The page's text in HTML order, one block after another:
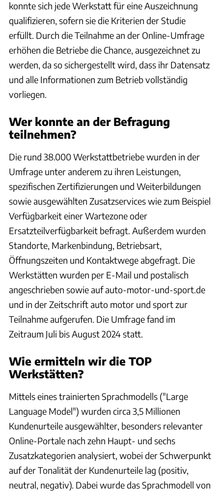
konnte sich jede Werkstatt für eine Auszeichnung
qualifizieren, sofern sie die Kriterien der Studie
erfüllt. Durch die Teilnahme an der Online-Umfrage
erhöhen die Betriebe die Chance, ausgezeichnet zu
werden, da so sichergestellt wird, dass ihr Datensatz
und alle Informationen zum Betrieb vollständig
vorliegen.
Wer konnte an der Befragung
teilnehmen?
Die rund 38.000 Werkstattbetriebe wurden in der
Umfrage unter anderem zu ihren Leistungen,
spezifischen Zertifizierungen und Weiterbildungen
sowie ausgewählten Zusatzservices wie zum Beispiel
Verfügbarkeit einer Wartezone oder
Ersatzteilverfügbarkeit befragt. Außerdem wurden
Standorte, Markenbindung, Betriebsart,
Öffnungszeiten und Kontaktwege abgefragt. Die
Werkstätten wurden per E-Mail und postalisch
angeschrieben sowie auf auto-motor-und-sport.de
und in der Zeitschrift auto motor und sport zur
Teilnahme aufgerufen. Die Umfrage fand im
Zeitraum Juli bis August 2024 statt.
Wie ermitteln wir die TOP
Werkstätten?
Mittels eines trainierten Sprachmodells ("Large
Language Model") wurden circa 3,5 Millionen
Kundenurteile ausgewählter, besonders relevanter
Online-Portale nach zehn Haupt- und sechs
Zusatzkategorien analysiert, wobei der Schwerpunkt
auf der Tonalität der Kundenurteile lag (positiv,
neutral, negativ). Dabei wurde das Sprachmodell von